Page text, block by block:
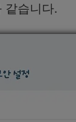
같습니다.